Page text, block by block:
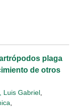
plaga
de otros
Luis Gabriel